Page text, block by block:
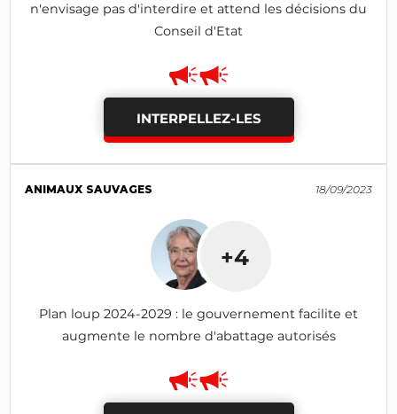
n'envisage pas d'interdire et attend les décisions du
Conseil d'Etat
INTERPELLEZ-LES
ANIMAUX SAUVAGES 18/09/2023
+4
Plan loup 2024-2029 : le gouvernement facilite et
augmente le nombre d'abattage autorisés